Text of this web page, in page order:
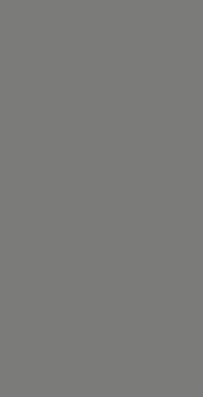
www.facebook.com/
https://www.instagram.com/
zu https://mailchi.mp/